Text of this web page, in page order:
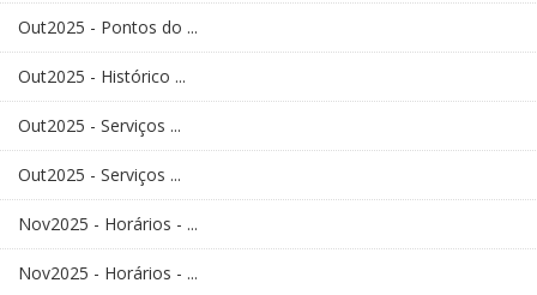
Out2025 - Pontos do ...
Out2025 - Histórico ...
Out2025 - Serviços ...
Out2025 - Serviços ...
Nov2025 - Horários - ...
Nov2025 - Horários - ...